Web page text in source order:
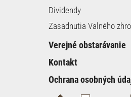
Dividendy
Zasadnutia Valného
Verejné obstarávanie
Kontakt
Ochrana osobných